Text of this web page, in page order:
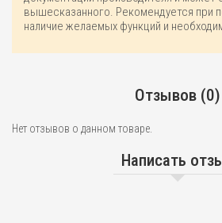
вышесказанного. Рекомендуется при
наличие желаемых функций и
Отзывов (0)
Нет отзывов о данном товаре.
Написать